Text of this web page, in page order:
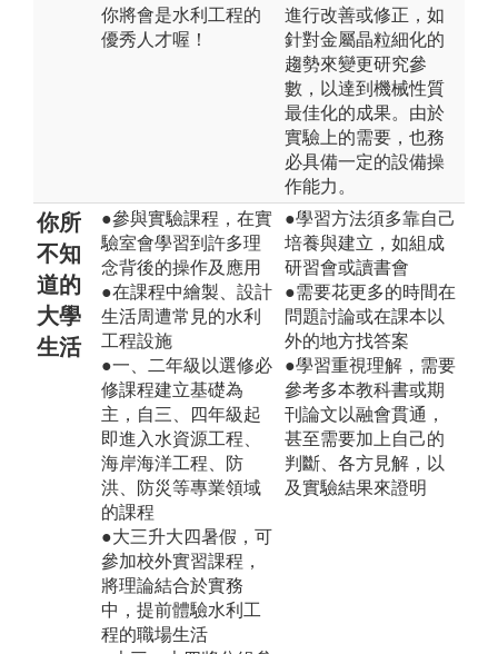
你將會是水利工程的
優秀人才喔！
進行改善或修正，如
針對金屬晶粒細化的
趨勢來變更研究參
數，以達到機械性質
最佳化的成果。由於
實驗上的需要，也務
必具備一定的設備操
作能力。
你所
不知
道的
大學
生活
●參與實驗課程，在實
驗室會學習到許多理
念背後的操作及應用
●在課程中繪製、設計
生活周遭常見的水利
工程設施
●一、二年級以選修必
修課程建立基礎為
主，自三、四年級起
即進入水資源工程、
海岸海洋工程、防
洪、防災等專業領域
的課程
●大三升大四暑假，可
參加校外實習課程，
將理論結合於實務
中，提前體驗水利工
程的職場生活
●學習方法須多靠自己
培養與建立，如組成
研習會或讀書會
●需要花更多的時間在
問題討論或在課本以
外的地方找答案
●學習重視理解，需要
參考多本教科書或期
刊論文以融會貫通，
甚至需要加上自己的
判斷、各方見解，以
及實驗結果來證明